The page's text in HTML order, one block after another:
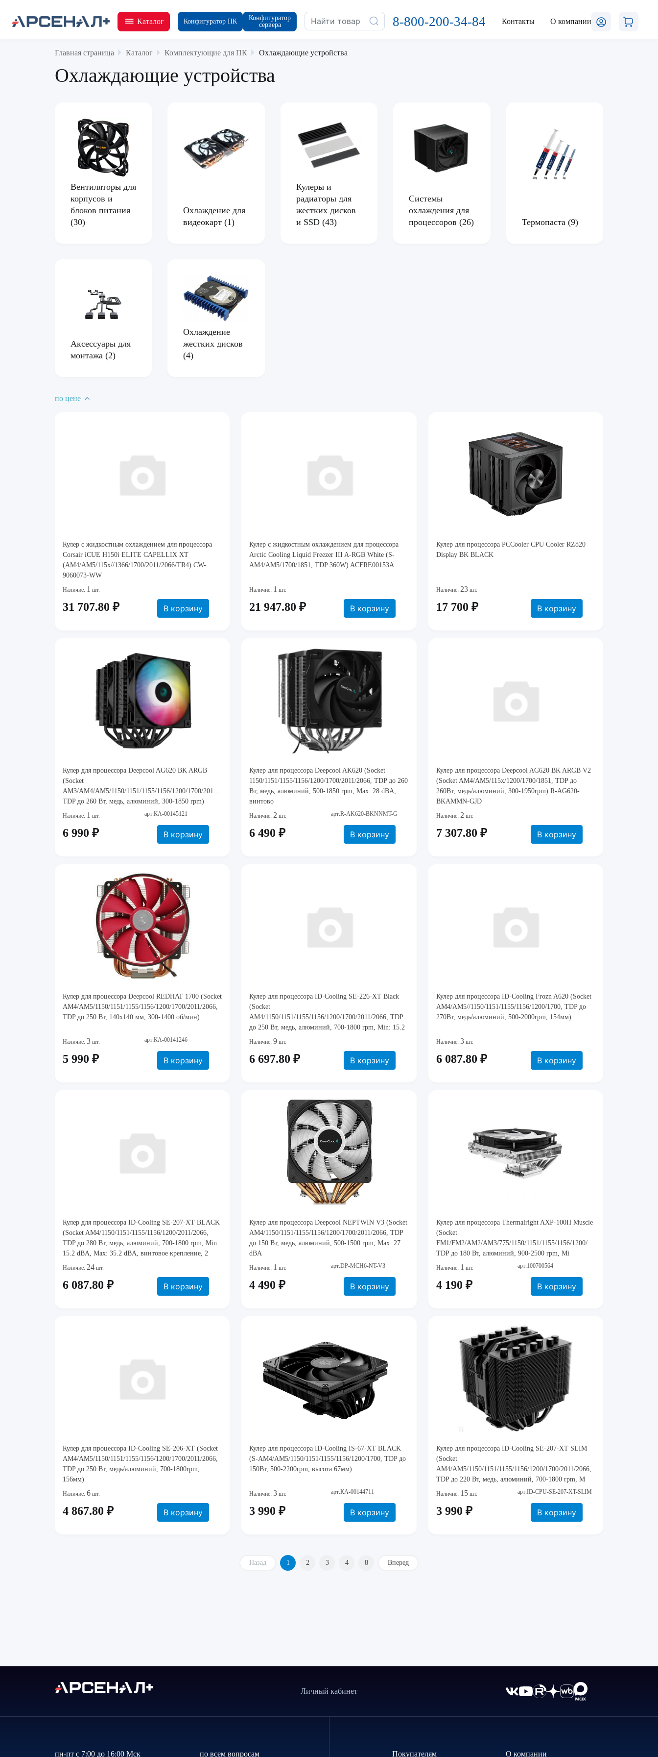
Каталог Конфигуратор ПК
Конфигуратор
сервера
8-800-200-34-84 Контакты О компании
Главная страница Каталог Комплектующие для ПК Охлаждающие устройства
Охлаждающие устройства
Вентиляторы для
корпусов и
блоков питания
(30)
Охлаждение для
видеокарт(1)
Кулеры и
радиаторы для
жестких дисков
и SSD (43)
Системы
охлаждения для
процессоров(26) Термопаста (9)
Аксессуары для
монтажа (2)
Охлаждение
жестких дисков
(4)
по цене
Кулер с жидкостным охлаждением для процессора
Corsair iCUE H150i ELITE CAPELLIX XT
(AM4/AM5/115x//1366/1700/2011/2066/TR4) CW-
9060073-WW
Наличие: 1 шт.
31 707.80 ₽ В корзину
Кулер с жидкостным охлаждением для процессора
Arctic Cooling Liquid Freezer III A-RGB White (S-
AM4/AM5/1700/1851, TDP 360W) ACFRE00153A
Наличие: 1 шт.
21 947.80 ₽ В корзину
Кулер для процессора PCCooler CPU Cooler RZ820
Display BK BLACK
Наличие: 23шт.
17 700 ₽ В корзину
Кулер для процессора Deepcool AG620 BK ARGB
(Socket
AM3/AM4/AM5/1150/1151/1155/1156/1200/1700/2011/2066,
TDP до 260 Вт, медь, алюминий, 300-1850 rpm)
Наличие: 1 шт. арт:КА-00145121
6 990 ₽ В корзину
Кулер для процессора Deepcool AK620 (Socket
1150/1151/1155/1156/1200/1700/2011/2066, TDP до 260
Вт, медь, алюминий, 500-1850 rpm, Max: 28 dBA,
винтово
Наличие:2 шт. арт:R-AK620-BKNNMT-G
6 490 ₽ В корзину
Кулер для процессора Deepcool AG620 BK ARGB V2
(Socket AM4/AM5/115x/1200/1700/1851, TDP до
260Вт, медь/алюминий, 300-1950rpm) R-AG620-
BKAMMN-GJD
Наличие: 2 шт.
7 307.80 ₽ В корзину
Кулер для процессора Deepcool REDHAT 1700 (Socket
AM4/AM5/1150/1151/1155/1156/1200/1700/2011/2066,
TDP до 250 Вт, 140x140 мм, 300-1400 об/мин)
Наличие: 3 шт. арт:КА-00141246
5 990 ₽ В корзину
Кулер для процессора ID-Cooling SE-226-XT Black
(Socket
AM4/1150/1151/1155/1156/1200/1700/2011/2066, TDP
до 250 Вт, медь, алюминий, 700-1800 rpm, Min: 15.2
dBA, Max: 35.2 dBA, винтовое крепление, 1
Hydro dy
Наличие:9 шт.
6 697.80 ₽ В корзину
Кулер для процессора ID-Cooling Frozn A620 (Socket
AM4/AM5//1150/1151/1155/1156/1200/1700, TDP до
270Вт, медь/алюминий, 500-2000rpm, 154мм)
Наличие: 3шт.
6 087.80 ₽ В корзину
Кулер для процессора ID-Cooling SE-207-XT BLACK
(Socket AM4/1150/1151/1155/1156/1200/2011/2066,
TDP до 280 Вт, медь, алюминий, 700-1800 rpm, Min:
15.2 dBA, Max: 35.2 dBA, винтовое крепление, 2
вентилятора, 120x120x25 мм, 74.5 CFM, 4-pin PWM,
Наличие: 24 шт.
6 087.80 ₽ В корзину
Кулер для процессора Deepcool NEPTWIN V3 (Socket
AM4/1150/1151/1155/1156/1200/1700/2011/2066, TDP
до 150 Вт, медь, алюминий, 500-1500 rpm, Max: 27
dBA
Наличие: 1 шт. арт:DP-MCH6-NT-V3
4 490 ₽ В корзину
Кулер для процессора Thermalright AXP-100H Muscle
(Socket
FM1/FM2/AM2/AM3/775/1150/1151/1155/1156/1200/1366,
TDP до 180 Вт, алюминий, 900-2500 rpm, Mi
Наличие: 1 шт. арт:100700564
4 190 ₽ В корзину
Кулер для процессора ID-Cooling SE-206-XT (Socket
AM4/AM5/1150/1151/1155/1156/1200/1700/2011/2066,
TDP до 250 Вт, медь/алюминий, 700-1800rpm,
156мм)
Наличие: 6 шт.
4 867.80 ₽ В корзину
Кулер для процессора ID-Cooling IS-67-XT BLACK
(S-AM4/AM5/1150/1151/1155/1156/1200/1700, TDP до
150Вт, 500-2200rpm, высота 67мм)
Наличие:3 шт. арт:КА-00144711
3 990 ₽ В корзину
Кулер для процессора ID-Cooling SE-207-XT SLIM
(Socket
AM4/AM5/1150/1151/1155/1156/1200/1700/2011/2066,
TDP до 220 Вт, медь, алюминий, 700-1800 rpm, M
Наличие: 15шт. арт:ID-CPU-SE-207-XT-SLIM
3 990 ₽ В корзину
Назад 1 2 3 4 8 Вперед
Личный кабинет
пн-пт с 7:00 до 16:00 Мск по всем вопросам Покупателям О компании